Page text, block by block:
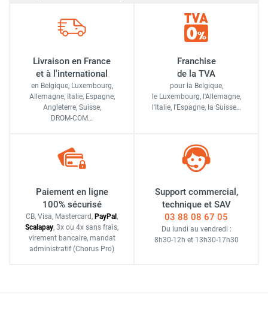
Livraison en France
et à l'international
en Belgique, Luxembourg,
Allemagne, Italie, Espagne,
Angleterre, Suisse,
DROM-COM…
Franchise
de la TVA
pour la Belgique,
le Luxembourg, l'Allemagne,
l'Italie, l'Espagne, la Suisse…
Paiement en ligne
100% sécurisé
CB, Visa, Mastercard, PayPal ,
Scalapay, 3x ou 4x sans frais,
virement bancaire, mandat
administratif (Chorus Pro)
Support commercial,
technique et SAV
03 88 08 67 05
Du lundi au vendredi :
8h30-12h et 13h30-17h30